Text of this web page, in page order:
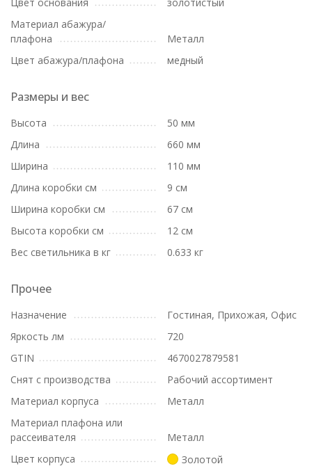
Материал абажура/
плафона
Металл
Цвет абажура/плафона
медный
Размеры и вес
Высота
50 мм
Длина
660 мм
Ширина
110 мм
Длина коробки см
9 см
Ширина коробки см
67 см
Высота коробки см
12 см
Вес светильника в кг
0.633 кг
Прочее
Назначение
Гостиная, Прихожая, Офис
Яркость лм
720
GTIN
4670027879581
Снят с производства
Рабочий ассортимент
Материал корпуса
Металл
Материал плафона или
рассеивателя
Металл
Цвет корпуса
Золотой